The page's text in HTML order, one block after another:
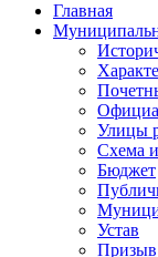
Главная
Улицы
Схема
Бюджет
Устав
Призыв